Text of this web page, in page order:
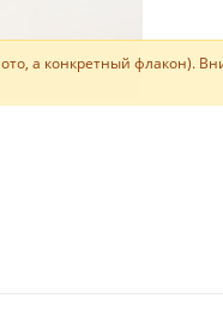
а конкретный флакон).